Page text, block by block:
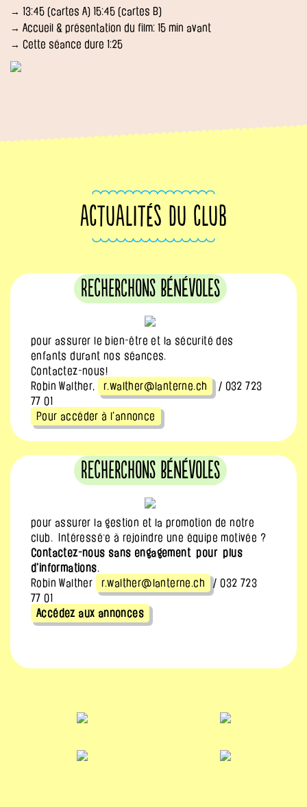
→ 13:45 (cartes A) 15:45 (cartes B)
→ Accueil & présentation du film: 15 min avant
→ Cette séance dure 1:25
ACTUALITÉS DU CLUB
Recherchons bénévoles
pour assurer le bien-être et la sécurité des
enfants durant nos séances.
Contactez-nous!
Robin Walther,
r.walther@lanterne.ch
/ 032 723
77 01
Pour accéder à l'annonce
Recherchons bénévoles
pour assurer la gestion et la promotion de notre
club. Intéressé·e à rejoindre une équipe motivée ?
Contactez-nous sans engagement pour plus
d'informations.
Robin Walther
r.walther@lanterne.ch
/ 032 723
77 01
Accédez aux annonces